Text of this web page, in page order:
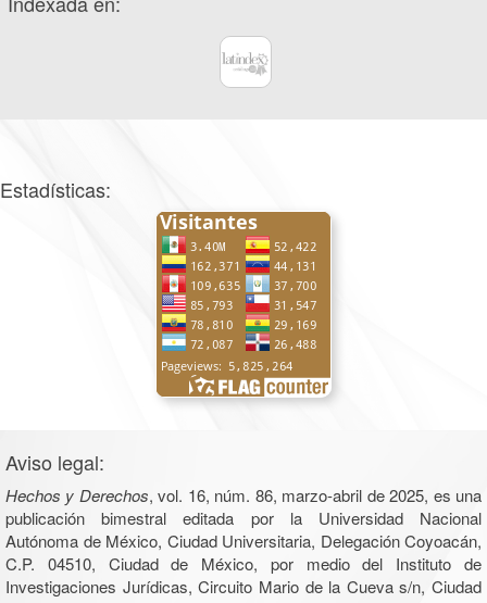
Estadísticas:
Aviso legal:
Hechos y Derechos, vol. 16, núm. 86, marzo-abril de 2025, es una
publicación bimestral editada por la Universidad Nacional
Autónoma de México, Ciudad Universitaria, Delegación Coyoacán,
C.P. 04510, Ciudad de México, por medio del Instituto de
Investigaciones Jurídicas, Circuito Mario de la Cueva s/n, Ciudad